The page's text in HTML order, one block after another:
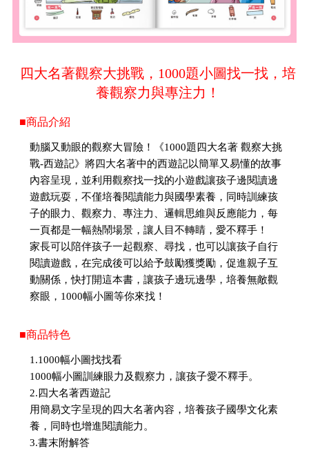
四大名著觀察大挑戰，1000題小圖找一找，培
養觀察力與專注力！
■商品介紹
動腦又動眼的觀察大冒險！《1000題四大名著 觀察大挑
戰-西遊記》將四大名著中的西遊記以簡單又易懂的故事
內容呈現，並利用觀察找一找的小遊戲讓孩子邊閱讀邊
遊戲玩耍，不僅培養閱讀能力與國學素養，同時訓練孩
子的眼力、觀察力、專注力、邏輯思維與反應能力，每
一頁都是一幅熱鬧場景，讓人目不轉睛，愛不釋手！
家長可以陪伴孩子一起觀察、尋找，也可以讓孩子自行
閱讀遊戲，在完成後可以給予鼓勵獲獎勵，促進親子互
動關係，快打開這本書，讓孩子邊玩邊學，培養無敵觀
察眼，1000幅小圖等你來找！
■商品特色
1.1000幅小圖找找看
1000幅小圖訓練眼力及觀察力，讓孩子愛不釋手。
2.四大名著西遊記
用簡易文字呈現的四大名著內容，培養孩子國學文化素
養，同時也增進閱讀能力。
3.書末附解答